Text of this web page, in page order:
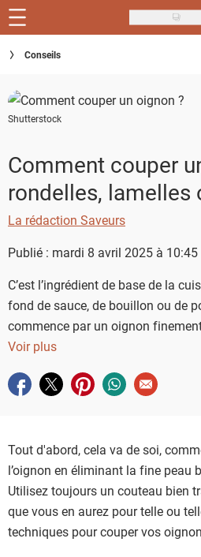
Skip
to
main
Recettes
Inspirations
Conseils
Menu de la semaine
Actus
Téléchargez l'app Saveurs Recettes
Index des recettes
Guide d'achat
Conseils
Shutterstock
Comment couper
rondelles, lamelles
La rédaction Saveurs
Publié : mardi 8 avril 2025 à 10:45
C’est l’ingrédient de base de la
fond de sauce, de bouillon ou de
commence par un oignon
découpe facile et régulière faire en
Voir plus
Partager sur facebook
Partager sur twitter
Partager sur pinterest
Partager sur
Envoyer à
Tout d'abord, cela va de soi,
l’oignon en éliminant la fine peau
Utilisez toujours un couteau bien
que vous en aurez pour telle ou
techniques pour couper vos